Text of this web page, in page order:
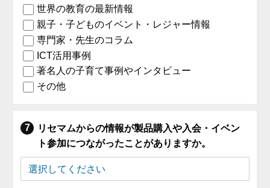
世界の教育の最新情報
親子・子どものイベント・レジャー情報
専門家・先生のコラム
ICT活用事例
著名人の子育て事例やインタビュー
その他
リセマムからの情報が製品購入や入会・イベン
ト参加につながったことがありますか。